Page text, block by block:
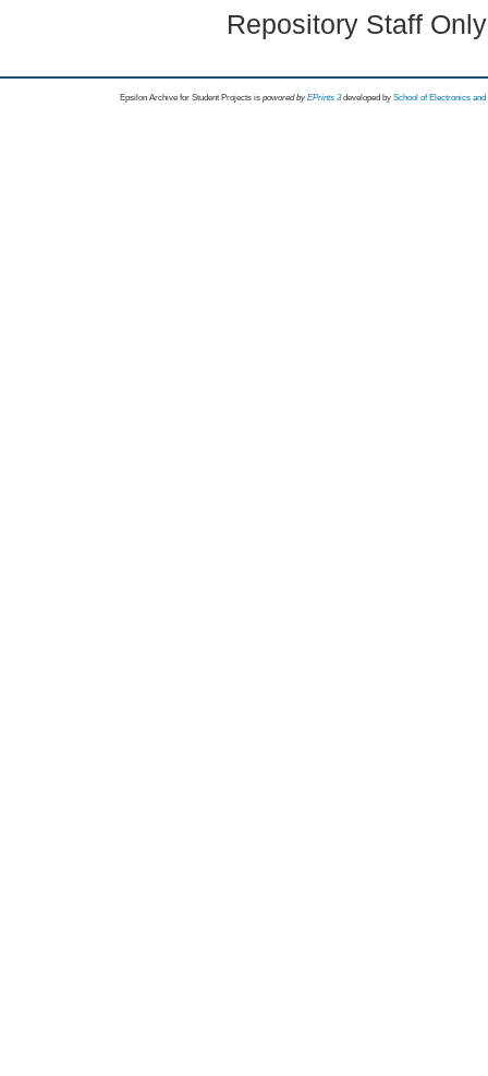
Repository Staff
Epsilon Archive for Student Projects is powored byEPrints 3 developed by School of Electronics